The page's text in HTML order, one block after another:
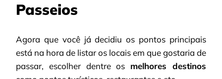
Passeios
Agora que você já decidiu os pontos principais
está na hora de listar os locais em que gostaria de
passar, escolher dentre os melhores destinos